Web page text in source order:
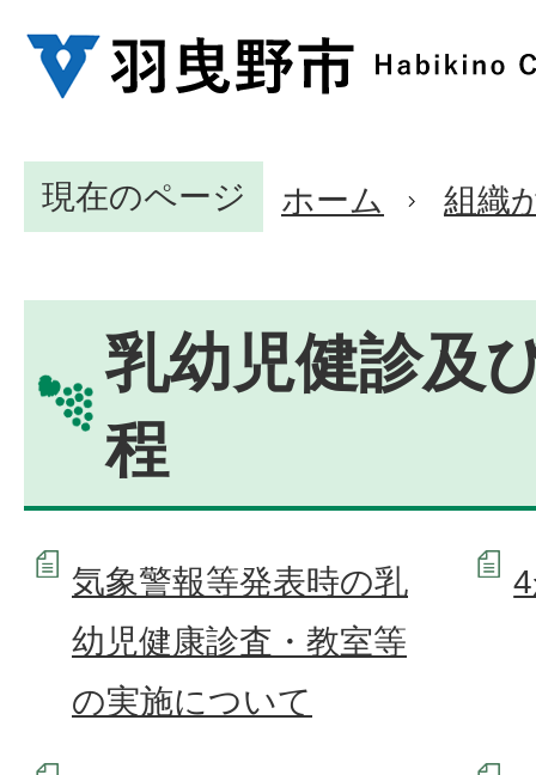
現在のページ ホーム 組織
乳幼児健診及
程
気象警報等発表時の乳
幼児健康診査・教室等
の実施について